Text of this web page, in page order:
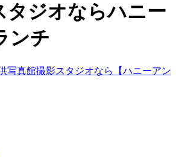
タジオならハニー
ンチ